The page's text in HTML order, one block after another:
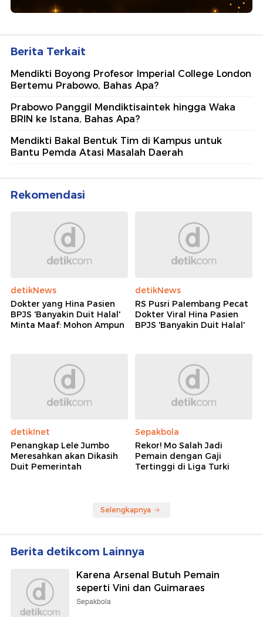
Berita Terkait
Mendikti Boyong Profesor Imperial College London
Bertemu Prabowo, Bahas Apa?
Prabowo Panggil Mendiktisaintek hingga Waka
BRIN ke Istana, Bahas Apa?
Mendikti Bakal Bentuk Tim di Kampus untuk
Bantu Pemda Atasi Masalah Daerah
Rekomendasi
detikNews
Dokter yang Hina Pasien
BPJS 'Banyakin Duit Halal'
Minta Maaf: Mohon Ampun
detikNews
RS Pusri Palembang Pecat
Dokter Viral Hina Pasien
BPJS 'Banyakin Duit Halal'
detikInet
Penangkap Lele Jumbo
Meresahkan akan Dikasih
Duit Pemerintah
Sepakbola
Rekor! Mo Salah Jadi
Pemain dengan Gaji
Tertinggi di Liga Turki
Selengkapnya
Berita detikcom Lainnya
Karena Arsenal Butuh Pemain
seperti Vini dan Guimaraes
Sepakbola